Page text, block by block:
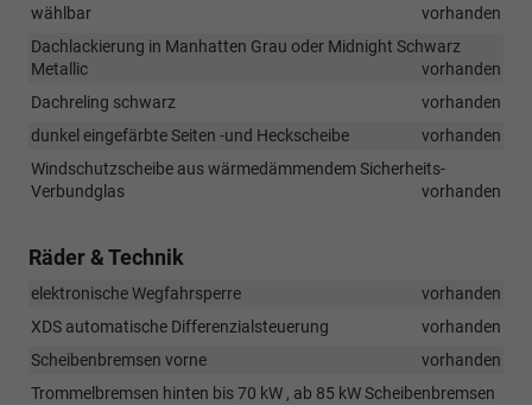
wählbar
vorhanden
Dachlackierung in Manhatten Grau oder Midnight Schwarz
Metallic
vorhanden
Dachreling schwarz
vorhanden
dunkel eingefärbte Seiten -und Heckscheibe
vorhanden
Windschutzscheibe aus wärmedämmendem Sicherheits-
Verbundglas
vorhanden
Räder & Technik
elektronische Wegfahrsperre
vorhanden
XDS automatische Differenzialsteuerung
vorhanden
Scheibenbremsen vorne
vorhanden
Trommelbremsen hinten bis 70 kW , ab 85 kW Scheibenbremsen